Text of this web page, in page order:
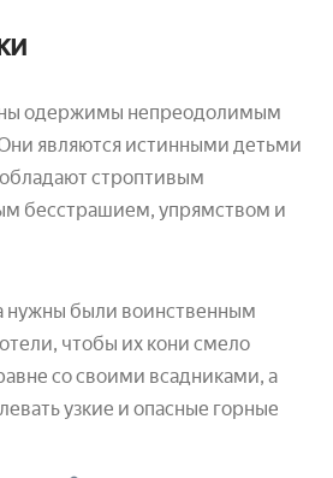
одержимы непреодолимым
являются истинными детьми
строптивым
бесстрашием, упрямством и
нужны были воинственным
чтобы их кони смело
со своими всадниками, а
узкие и опасные горные